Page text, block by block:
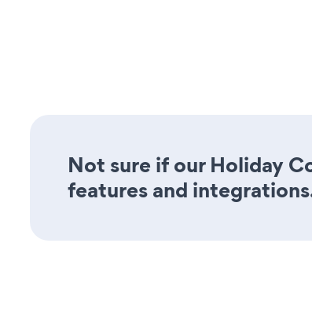
Not sure if our Holiday
features and